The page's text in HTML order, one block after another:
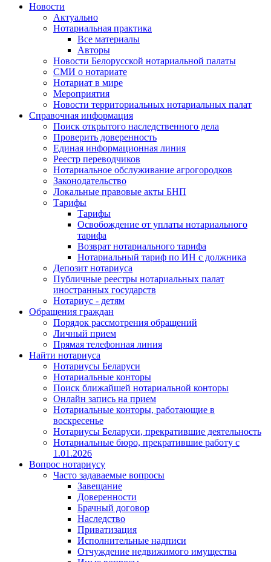
Новости
Актуально
Нотариальная практика
Все материалы
Авторы
Новости Белорусской нотариальной палаты
СМИ о нотариате
Нотариат в мире
Мероприятия
Новости территориальных нотариальных палат
Справочная информация
Поиск открытого наследственного дела
Проверить доверенность
Единая информационная линия
Реестр переводчиков
Нотариальное обслуживание агрогородков
Законодательство
Локальные правовые акты БНП
Тарифы
Тарифы
Освобождение от уплаты нотариального
тарифа
Возврат нотариального тарифа
Нотариальный тариф по ИН с должника
Депозит нотариуса
Публичные реестры нотариальных палат
иностранных государств
Нотариус - детям
Обращения граждан
Порядок рассмотрения обращений
Личный прием
Прямая телефонная линия
Найти нотариуса
Нотариусы Беларуси
Нотариальные конторы
Поиск ближайшей нотариальной конторы
Онлайн запись на прием
Нотариальные конторы, работающие в
воскресенье
Нотариусы Беларуси, прекратившие деятельность
Нотариальные бюро, прекратившие работу с
1.01.2026
Вопрос нотариусу
Часто задаваемые вопросы
Завещание
Доверенности
Брачный договор
Наследство
Приватизация
Исполнительные надписи
Отчуждение недвижимого имущества